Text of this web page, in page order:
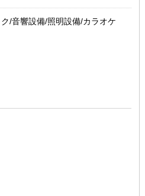
/音響設備/照明設備/カラオケ